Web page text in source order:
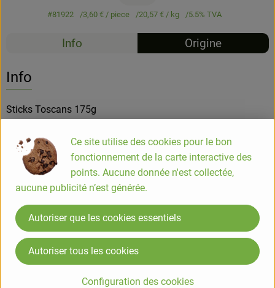
#81922 3,60 € / piece 20,57 € / kg 5.5% TVA
Info Origine
Info
Sticks Toscans 175g
COMPOSITION
légumes * 39 % (carottes*, poivrons rouge*, oignons*), riz
complet*, mozzarella* 12 %, chapelure* (blé*), flocons de
farine de blé*, fromage blanc allégé*, graines de tournesol*,
flocons de pommes de terre*, sel de mer, huile d'olive*, huile
de tournesol*, épices*, présure microbienne.
*Ingrédients issus de l'agriculture biologique
Peut contenir des traces de Moutarde, soja, sésame
Ce site utilise des cookies pour le bon
fonctionnement de la carte interactive des
points. Aucune donnée n'est collectée,
aucune publicité n’est générée.
Configuration des cookies
Autoriser que les cookies essentiels
Autoriser tous les cookies